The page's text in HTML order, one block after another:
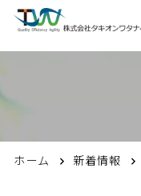
ホーム 新着情報